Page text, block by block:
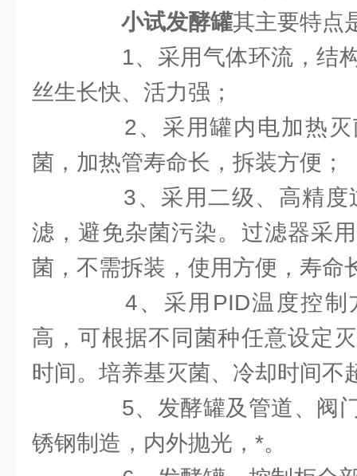
小试发酵罐其主要特点
1、采用气体环流，结构
丝生长快、活力强；
2、采用罐内电加热灭
菌，加热管寿命长，拆装方便；
3、采用二级、高精度
滤，避免杂菌污染。过滤器采
菌，不需拆装，使用方便，寿命
4、采用PID温度控制
高，可根据不同菌种任意设定
时间。培养基灭菌、冷却时间不
5、发酵罐及管道、阀门
锈钢制造，内外抛光，*。